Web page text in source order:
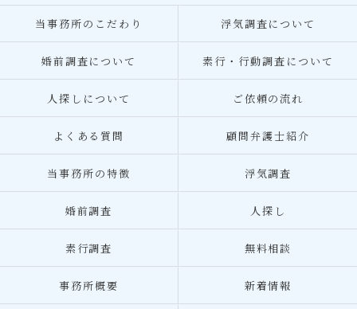
当事務所のこだわり 浮気調査について
婚前調査について 素行・行動調査について
人探しについて ご依頼の流れ
よくある質問 顧問弁護士紹介
当事務所の特徴 浮気調査
婚前調査 人探し
素行調査 無料相談
事務所概要 新着情報